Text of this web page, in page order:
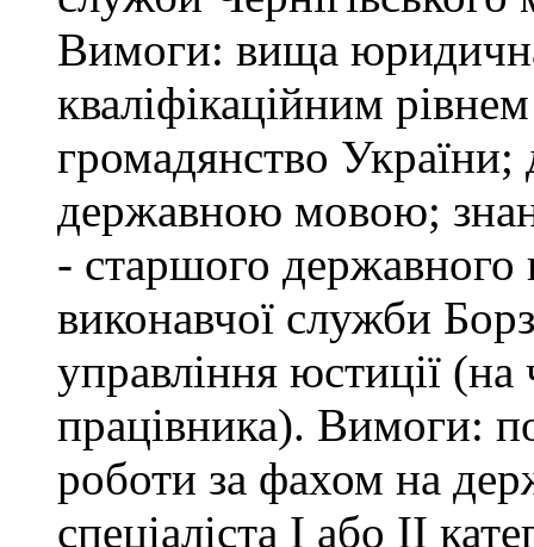
Вимоги: вища юридична
кваліфікаційним
громадянство України;
державною мовою;
- старшого державного
виконавчої служби
управління юстиції (на
працівника). Вимоги:
роботи за фахом на
спеціаліста І або ІІ